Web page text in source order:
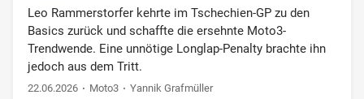
Leo Rammerstorfer kehrte im Tschechien-GP zu den
Basics zurück und schaffte die ersehnte Moto3-
Trendwende. Eine unnötige Longlap-Penalty brachte ihn
jedoch aus dem Tritt.
22.06.2026 Moto3 Yannik Grafmüller